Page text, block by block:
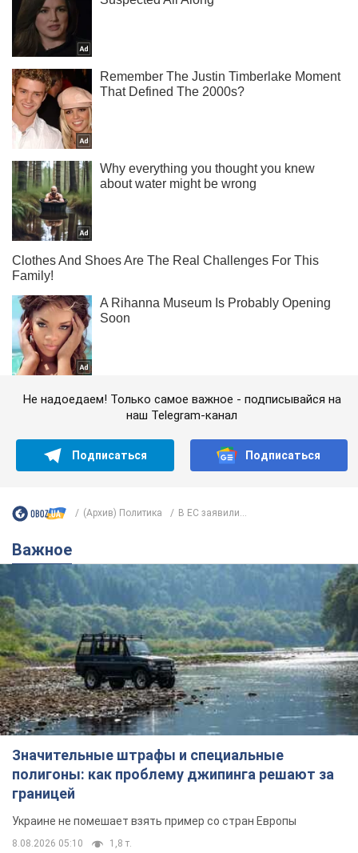
Не надоедаем! Только самое важное - подписывайся на
наш Telegram-канал
Подписаться Подписаться
(Архив) Политика В ЕС заявили...
Важное
Значительные штрафы и специальные
полигоны: как проблему джипинга решают за
границей
Украине не помешает взять пример со стран Европы
8.08.2026 05:10 1,8 т.